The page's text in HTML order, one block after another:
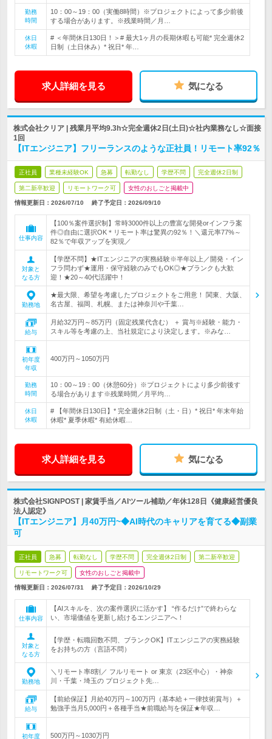
勤務
時間
10：00～19：00（実働8時間）※プロジェクトによって多少前後
する場合があります。※残業時間／月…
休日
休暇
# ＜年間休日130日！＞# 最大1ヶ月の長期休暇も可能* 完全週休2
日制（土日休み）* 祝日* 年…
求人詳細を見る 気になる
株式会社クリア | 残業月平均9.3h☆完全週休2日(土日)☆社内業務なし☆面接
1回
【ITエンジニア】フリーランスのような正社員！リモート率92％
正社員 業種未経験OK 急募 転勤なし 学歴不問 完全週休2日制
第二新卒歓迎 リモートワーク可 女性のおしごと掲載中
情報更新日：2026/07/10 終了予定日： 2026/09/10
仕事内容
【100％案件選択制】常時3000件以上の豊富な開発orインフラ案
件◎自由に選択OK＊リモート率は驚異の92％！＼還元率77%～
82％で年収アップを実現／
対象と
なる方
【学歴不問】★ITエンジニアの実務経験※半年以上／開発・イン
フラ問わず★運用・保守経験のみでもOK◎★ブランクも大歓
迎！★20～40代活躍中！
勤務地
★最大限、希望を考慮したプロジェクトをご用意！ 関東、大阪、
名古屋、福岡、札幌、または神奈川や千葉…
給与
月給32万円～85万円（固定残業代含む） ＋ 賞与※経験・能力・
スキル等を考慮の上、当社規定により決定します。※みな…
初年度
年収
400万円～1050万円
勤務
時間
10：00～19：00（休憩60分）※プロジェクトにより多少前後す
る場合があります※残業時間／月平均…
休日
休暇
# 【年間休日130日】* 完全週休2日制（土・日）* 祝日* 年末年始
休暇* 夏季休暇* 有給休暇…
求人詳細を見る 気になる
株式会社SIGNPOST | 家賃手当／AIツール補助／年休128日《健康経営優良
法人認定》
【ITエンジニア】月40万円~◆AI時代のキャリアを育てる◆副業
可
正社員 急募 転勤なし 学歴不問 完全週休2日制 第二新卒歓迎
リモートワーク可 女性のおしごと掲載中
情報更新日：2026/07/31 終了予定日： 2026/10/29
仕事内容
【AIスキルを、次の案件選択に活かす】 “作るだけ”で終わらな
い、市場価値を更新し続けるエンジニアへ！
対象と
なる方
【学歴・転職回数不問、ブランクOK】ITエンジニアの実務経験
をお持ちの方（言語不問）
勤務地
＼リモート率8割／ フルリモート or 東京（23区中心）・神奈
川・千葉・埼玉の プロジェクト先…
給与
【前給保証】月給40万円～100万円（基本給＋一律技術賞与）＋
勉強手当月5,000円＋各種手当★前職給与を保証★年収…
初年度
500万円～1030万円